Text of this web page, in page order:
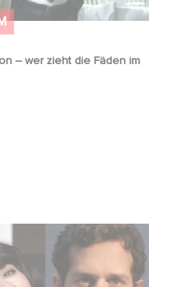
– wer zieht die Fäden im
und Italien!